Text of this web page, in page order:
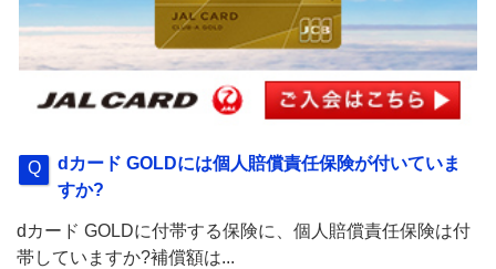
dカード GOLDには個人賠償責任保険が付いていま
すか?
dカード GOLDに付帯する保険に、個人賠償責任保険は付
帯していますか?補償額は...